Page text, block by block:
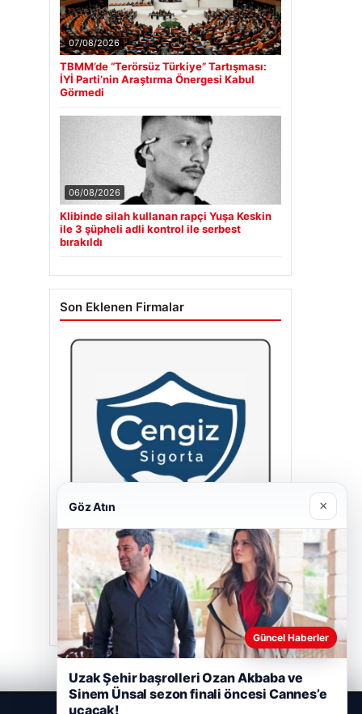
07/08/2026
TBMM’de “Terörsüz Türkiye” Tartışması:
İYİ Parti’nin Araştırma Önergesi Kabul
Görmedi
06/08/2026
Klibinde silah kullanan rapçi Yuşa Keskin
ile 3 şüpheli adli kontrol ile serbest
bırakıldı
Son Eklenen Firmalar
Cengiz Sigorta
23/06/2026
Göz Atın ×
Güncel Haberler
Uzak Şehir başrolleri Ozan Akbaba ve
Sinem Ünsal sezon finali öncesi Cannes’e
uçacak!